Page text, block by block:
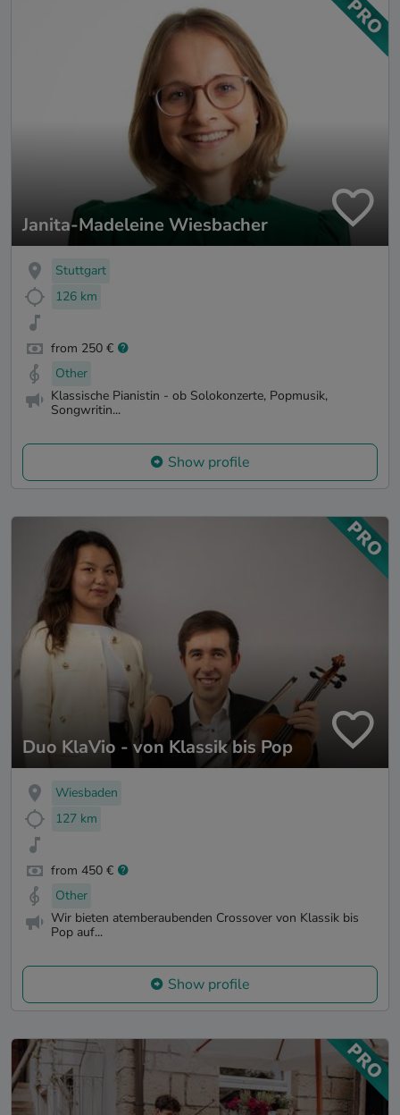
Janita-Madeleine Wiesbacher
Stuttgart
126 km
from 250 €
Other
Klassische Pianistin - ob Solokonzerte, Popmusik,
Songwritin...
Show profile
Duo KlaVio - von Klassik bis Pop
Wiesbaden
127 km
from 450 €
Other
Wir bieten atemberaubenden Crossover von Klassik bis
Pop auf...
Show profile